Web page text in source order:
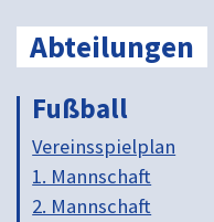
Abteilungen
Fußball
Vereinsspielplan
1. Mannschaft
2. Mannschaft